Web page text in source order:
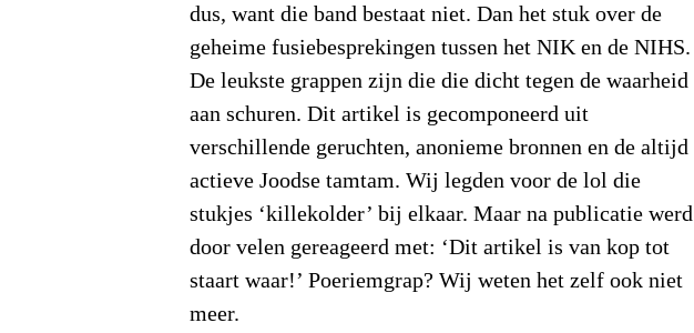
dus, want die band bestaat niet. Dan het stuk over de
geheime fusiebesprekingen tussen het NIK en de NIHS.
De leukste grappen zijn die die dicht tegen de waarheid
aan schuren. Dit artikel is gecomponeerd uit
verschillende geruchten, anonieme bronnen en de altijd
actieve Joodse tamtam. Wij legden voor de lol die
stukjes ‘killekolder’ bij elkaar. Maar na publicatie werd
door velen gereageerd met: ‘Dit artikel is van kop tot
staart waar!’ Poeriemgrap? Wij weten het zelf ook niet
meer.